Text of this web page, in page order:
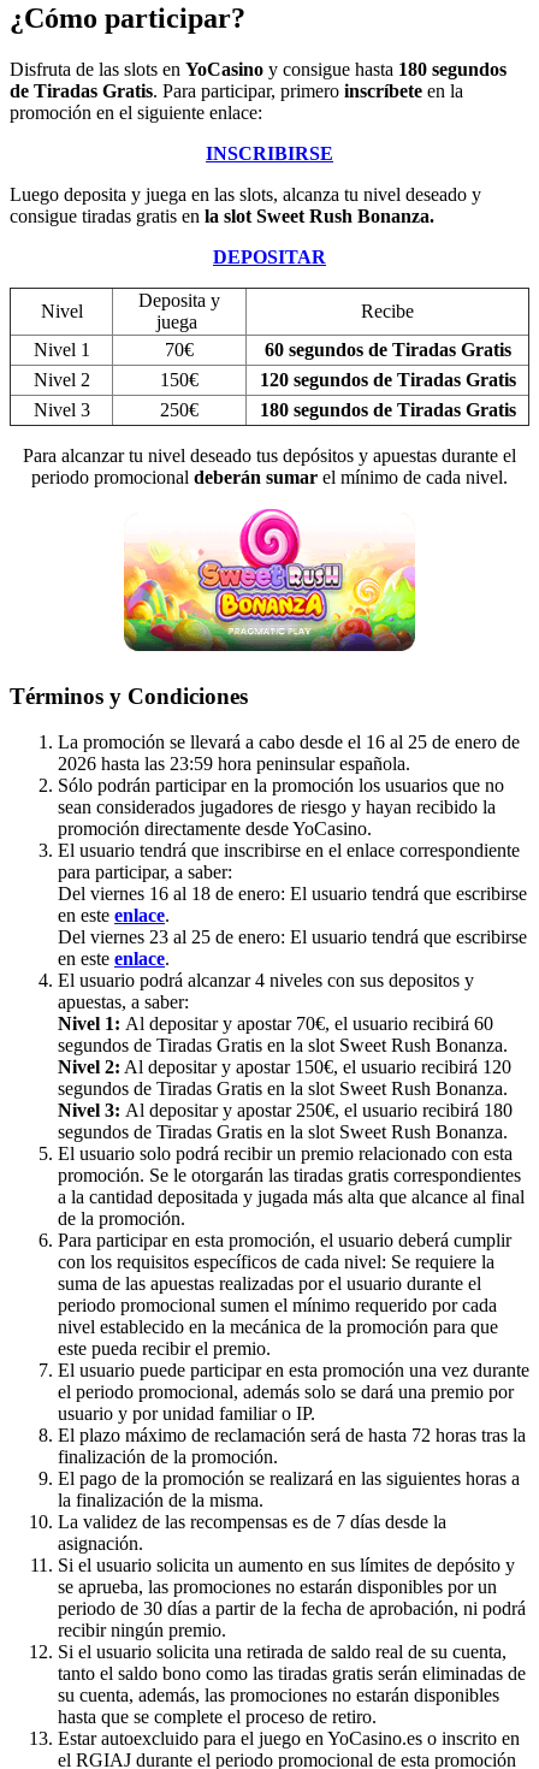
¿Cómo participar?
Disfruta de las slots en YoCasino y consigue hasta 180 segundos
de Tiradas Gratis. Para participar, primero inscríbete en la
promoción en el siguiente enlace:
INSCRIBIRSE
Luego deposita y juega en las slots, alcanza tu nivel deseado y
consigue tiradas gratis en la slot Sweet Rush Bonanza.
DEPOSITAR
Nivel
Deposita y
juega
Recibe
Nivel 1
70€
60 segundos de Tiradas Gratis
Nivel 2
150€
120 segundos de Tiradas Gratis
Nivel 3
250€ 180 segundos de Tiradas Gratis
Para alcanzar tu nivel deseado tus depósitos y apuestas durante el
periodo promocional deberán sumar el mínimo de cada nivel.
Términos y Condiciones
La promoción se llevará a cabo desde el 16 al 25 de enero de
2026 hasta las 23:59 hora peninsular española.
Sólo podrán participar en la promoción los usuarios que no
sean considerados jugadores de riesgo y hayan recibido la
promoción directamente desde YoCasino.
El usuario tendrá que inscribirse en el enlace correspondiente
para participar, a saber:
Del viernes 16 al 18 de enero: El usuario tendrá que escribirse
en este enlace.
Del viernes 23 al 25 de enero: El usuario tendrá que escribirse
en este enlace.
El usuario podrá alcanzar 4 niveles con sus depositos y
apuestas, a saber:
Nivel 1: Al depositar y apostar 70€, el usuario recibirá 60
segundos de Tiradas Gratis en la slot Sweet Rush Bonanza.
Nivel 2: Al depositar y apostar 150€, el usuario recibirá 120
segundos de Tiradas Gratis en la slot Sweet Rush Bonanza.
Nivel 3: Al depositar y apostar 250€, el usuario recibirá 180
segundos de Tiradas Gratis en la slot Sweet Rush Bonanza.
El usuario solo podrá recibir un premio relacionado con esta
promoción. Se le otorgarán las tiradas gratis correspondientes
a la cantidad depositada y jugada más alta que alcance al final
de la promoción.
Para participar en esta promoción, el usuario deberá cumplir
con los requisitos específicos de cada nivel: Se requiere la
suma de las apuestas realizadas por el usuario durante el
periodo promocional sumen el mínimo requerido por cada
nivel establecido en la mecánica de la promoción para que
este pueda recibir el premio.
El usuario puede participar en esta promoción una vez durante
el periodo promocional, además solo se dará una premio por
usuario y por unidad familiar o IP.
El plazo máximo de reclamación será de hasta 72 horas tras la
finalización de la promoción.
El pago de la promoción se realizará en las siguientes horas a
la finalización de la misma.
La validez de las recompensas es de 7 días desde la
asignación.
Si el usuario solicita un aumento en sus límites de depósito y
se aprueba, las promociones no estarán disponibles por un
periodo de 30 días a partir de la fecha de aprobación, ni podrá
recibir ningún premio.
Si el usuario solicita una retirada de saldo real de su cuenta,
tanto el saldo bono como las tiradas gratis serán eliminadas de
su cuenta, además, las promociones no estarán disponibles
hasta que se complete el proceso de retiro.
Estar autoexcluido para el juego en YoCasino.es o inscrito en
el RGIAJ durante el periodo promocional de esta promoción